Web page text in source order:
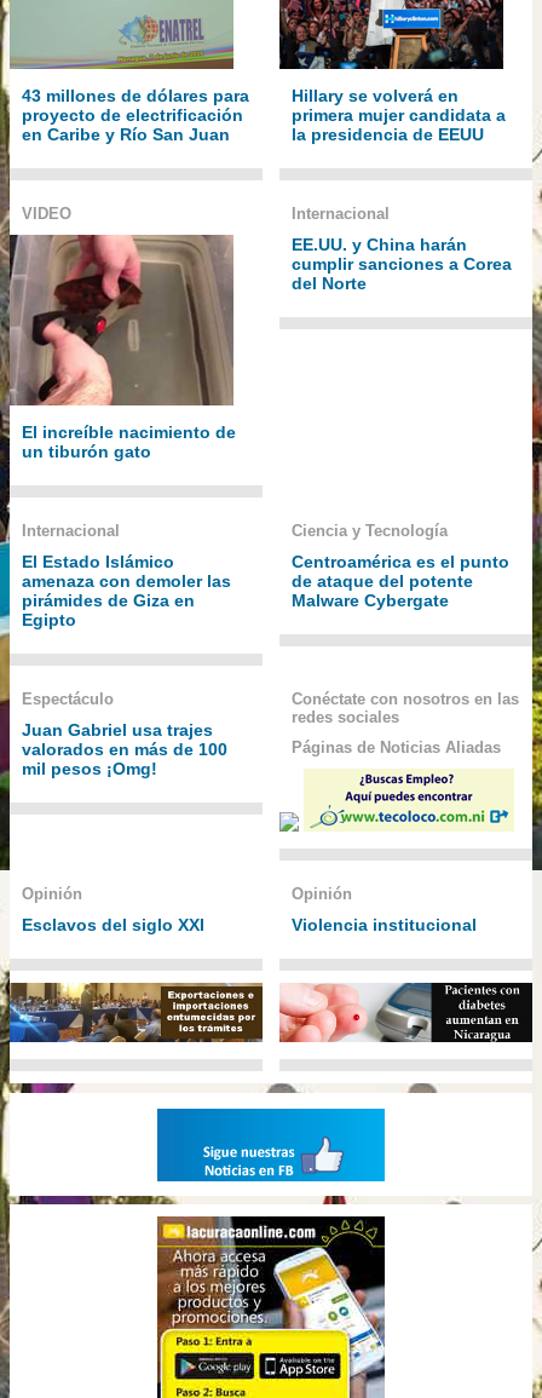
43 millones de dólares para
proyecto de electrificación
en Caribe y Río San Juan
Hillary se volverá en
primera mujer candidata a
la presidencia de EEUU
VIDEO
El increíble nacimiento de
un tiburón gato
Internacional
EE.UU. y China harán
cumplir sanciones a Corea
del Norte
Internacional
El Estado Islámico
amenaza con demoler las
pirámides de Giza en
Egipto
Ciencia y Tecnología
Centroamérica es el punto
de ataque del potente
Malware Cybergate
Espectáculo
Juan Gabriel usa trajes
valorados en más de 100
mil pesos ¡Omg!
Conéctate con nosotros en las
redes sociales
Páginas de Noticias Aliadas
Opinión
Esclavos del siglo XXI
Opinión
Violencia institucional